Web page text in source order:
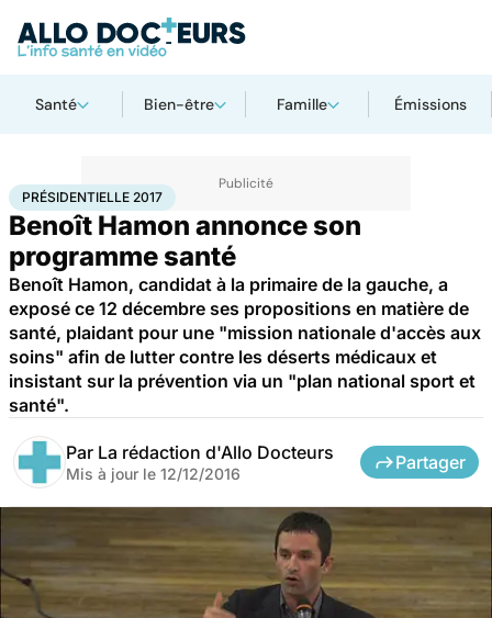
Santé Bien-être Famille Émissions
AccueilSantéPrésidentielle 2017
PRÉSIDENTIELLE 2017
Benoît Hamon annonce son
programme santé
Benoît Hamon, candidat à la primaire de la gauche, a
exposé ce 12 décembre ses propositions en matière de
santé, plaidant pour une "mission nationale d'accès aux
soins" afin de lutter contre les déserts médicaux et
insistant sur la prévention via un "plan national sport et
santé".
Par La rédaction d'Allo Docteurs
Mis à jour le 12/12/2016
Partager